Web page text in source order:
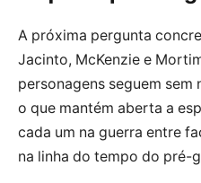
A próxima pergunta
Jacinto, McKenzie e
personagens seguem
o que mantém aberta a
cada um na guerra entre
na linha do tempo do pré-